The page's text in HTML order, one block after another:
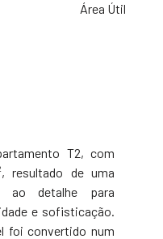
Área Útil
T2, com
resultado de uma
ao detalhe para
e sofisticação.
foi convertido num